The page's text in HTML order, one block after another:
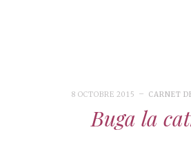
8 OCTOBRE 2015 CARNET
Buga la